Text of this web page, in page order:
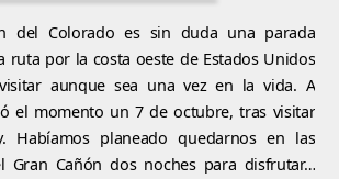
del Colorado es sin duda una parada
ruta por la costa oeste de Estados Unidos
aunque sea una vez en la vida. A
el momento un 7 de octubre, tras visitar
Habíamos planeado quedarnos en las
Gran Cañón dos noches para disfrutar…